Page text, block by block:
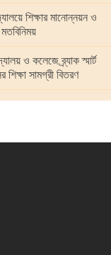
শিক্ষার মানোন্নয়ন ও
ও কলেজে ব্র্যাক স্মার্ট
শিক্ষা সামগ্রী বিতরণ